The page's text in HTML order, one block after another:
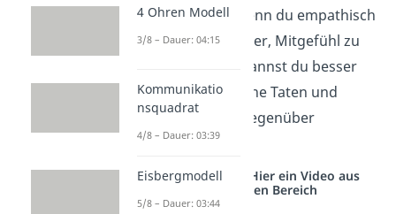
und Gefühlswelt. Wenn du empathisch
bist, fällt es dir leichter, Mitgefühl zu
zeigen. Außerdem kannst du besser
abschätzen, was deine Taten und
Worte bei deinem Gegenüber
auslösen.
Studyflix vernetzt: Hier ein Video aus
einem anderen Bereich
4 Ohren Modell
3/8 – Dauer: 04:15
Kommunikatio
nsquadrat
4/8 – Dauer: 03:39
Eisbergmodell
5/8 – Dauer: 03:44